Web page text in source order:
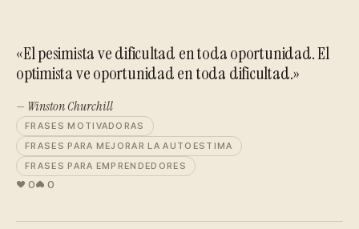
«El pesimista ve dificultad en toda oportunidad. El
optimista ve oportunidad en toda dificultad.»
— Winston Churchill
FRASES MOTIVADORAS
FRASES PARA MEJORAR LA AUTOESTIMA
FRASES PARA EMPRENDEDORES
0 0